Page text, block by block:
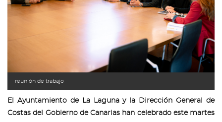
reunión de trabajo
El Ayuntamiento de La Laguna y la Dirección General de
Costas del Gobierno de Canarias han celebrado este martes